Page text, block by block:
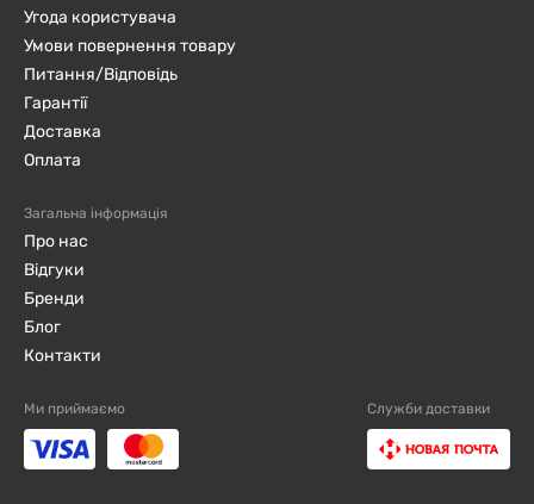
Угода користувача
Умови повернення товару
Питання/Відповідь
Гарантії
Доставка
Оплата
Загальна інформація
Про нас
Відгуки
Бренди
Блог
Контакти
Ми приймаємо Служби доставки